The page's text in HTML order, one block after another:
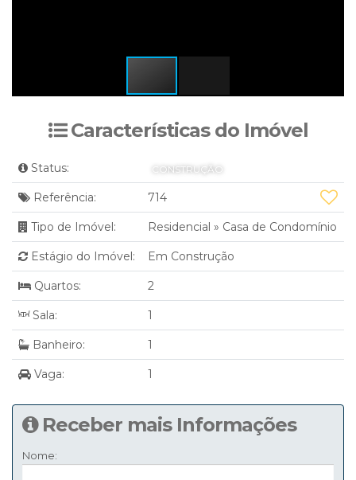
Características do Imóvel
Status: CONSTRUÇÃO
Referência: 714
Tipo de Imóvel: Residencial » Casa de Condomínio
Estágio do Imóvel: Em Construção
Quartos: 2
Sala: 1
Banheiro: 1
Vaga: 1
Receber mais Informações
Nome: